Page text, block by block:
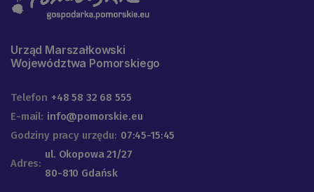
Urząd Marszałkowski
Województwa Pomorskiego
Telefon +48 58 32 68 555
E-mail: info@pomorskie.eu
Godziny pracy urzędu: 07:45-15:45
Adres:
ul. Okopowa 21/27
80-810 Gdańsk